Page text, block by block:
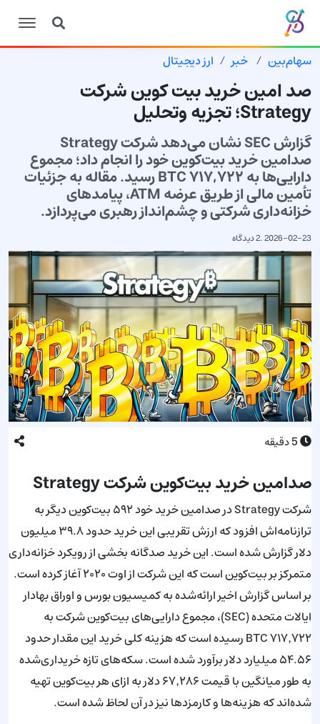
سهام‌بین خبر ارز دیجیتال
صد امین خرید بیت کوین شرکت
Strategy؛ تجزیه وتحلیل
گزارش SEC نشان می‌دهد شرکت Strategy
صد‌امین خرید بیت‌کوین خود را انجام داد؛ مجموع
دارایی‌ها به ۷۱۷,۷۲۲ BTC رسید. مقاله به جزئیات
تأمین مالی از طریق عرضه ATM، پیامدهای
خزانه‌داری شرکتی و چشم‌انداز رهبری می‌پردازد.
2026-02-23
.2 دیدگاه
5دقیقه
صد‌امین خرید بیت‌کوین شرکت Strategy
شرکت Strategy در صد‌امین خرید خود ۵۹۲ بیت‌کوین دیگر به
ترازنامه‌اش افزود که ارزش تقریبی این خرید حدود ۳۹.۸ میلیون
دلار گزارش شده است. این خرید صد‌گانه بخشی از رویکرد خزانه‌داری
متمرکز بر بیت‌کوین است که این شرکت از اوت ۲۰۲۰ آغاز کرده است.
بر اساس گزارش اخیر ارائه‌شده به کمیسیون بورس و اوراق بهادار
ایالات متحده (SEC)، مجموع دارایی‌های بیت‌کوین شرکت به
۷۱۷٬۷۲۲ BTC رسیده است که هزینه کلی خرید این مقدار حدود
۵۴.۵۶ میلیارد دلار برآورد شده است. سکه‌های تازه خریداری‌شده
به طور میانگین با قیمت ۶۷٬۲۸۶ دلار به ازای هر بیت‌کوین تهیه
شده‌اند که هزینه‌ها و کارمزدها نیز در آن لحاظ شده است.